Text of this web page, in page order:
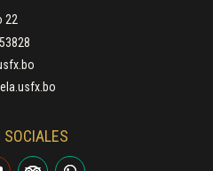
22
SOCIALES